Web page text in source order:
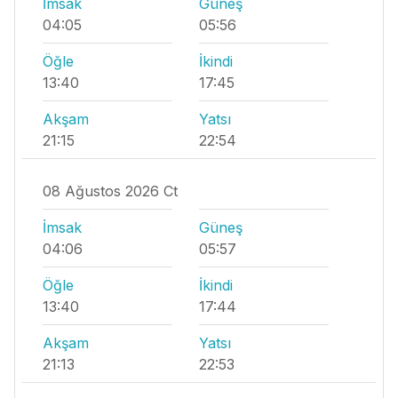
04:05
05:56
Öğle
13:40
İkindi
17:45
Akşam
21:15
Yatsı
22:54
08 Ağustos 2026 Ct
İmsak
04:06
Güneş
05:57
Öğle
13:40
İkindi
17:44
Akşam
21:13
Yatsı
22:53